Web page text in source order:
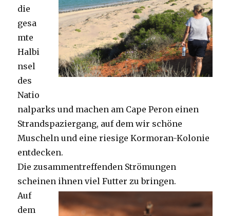
die
gesa
mte
Halbi
nsel
des
Natio
nalparks und machen am Cape Peron einen
Strandspaziergang, auf dem wir schöne
Muscheln und eine riesige Kormoran-Kolonie
entdecken.
Die zusammentreffenden Strömungen
scheinen ihnen viel Futter zu bringen.
Auf
dem